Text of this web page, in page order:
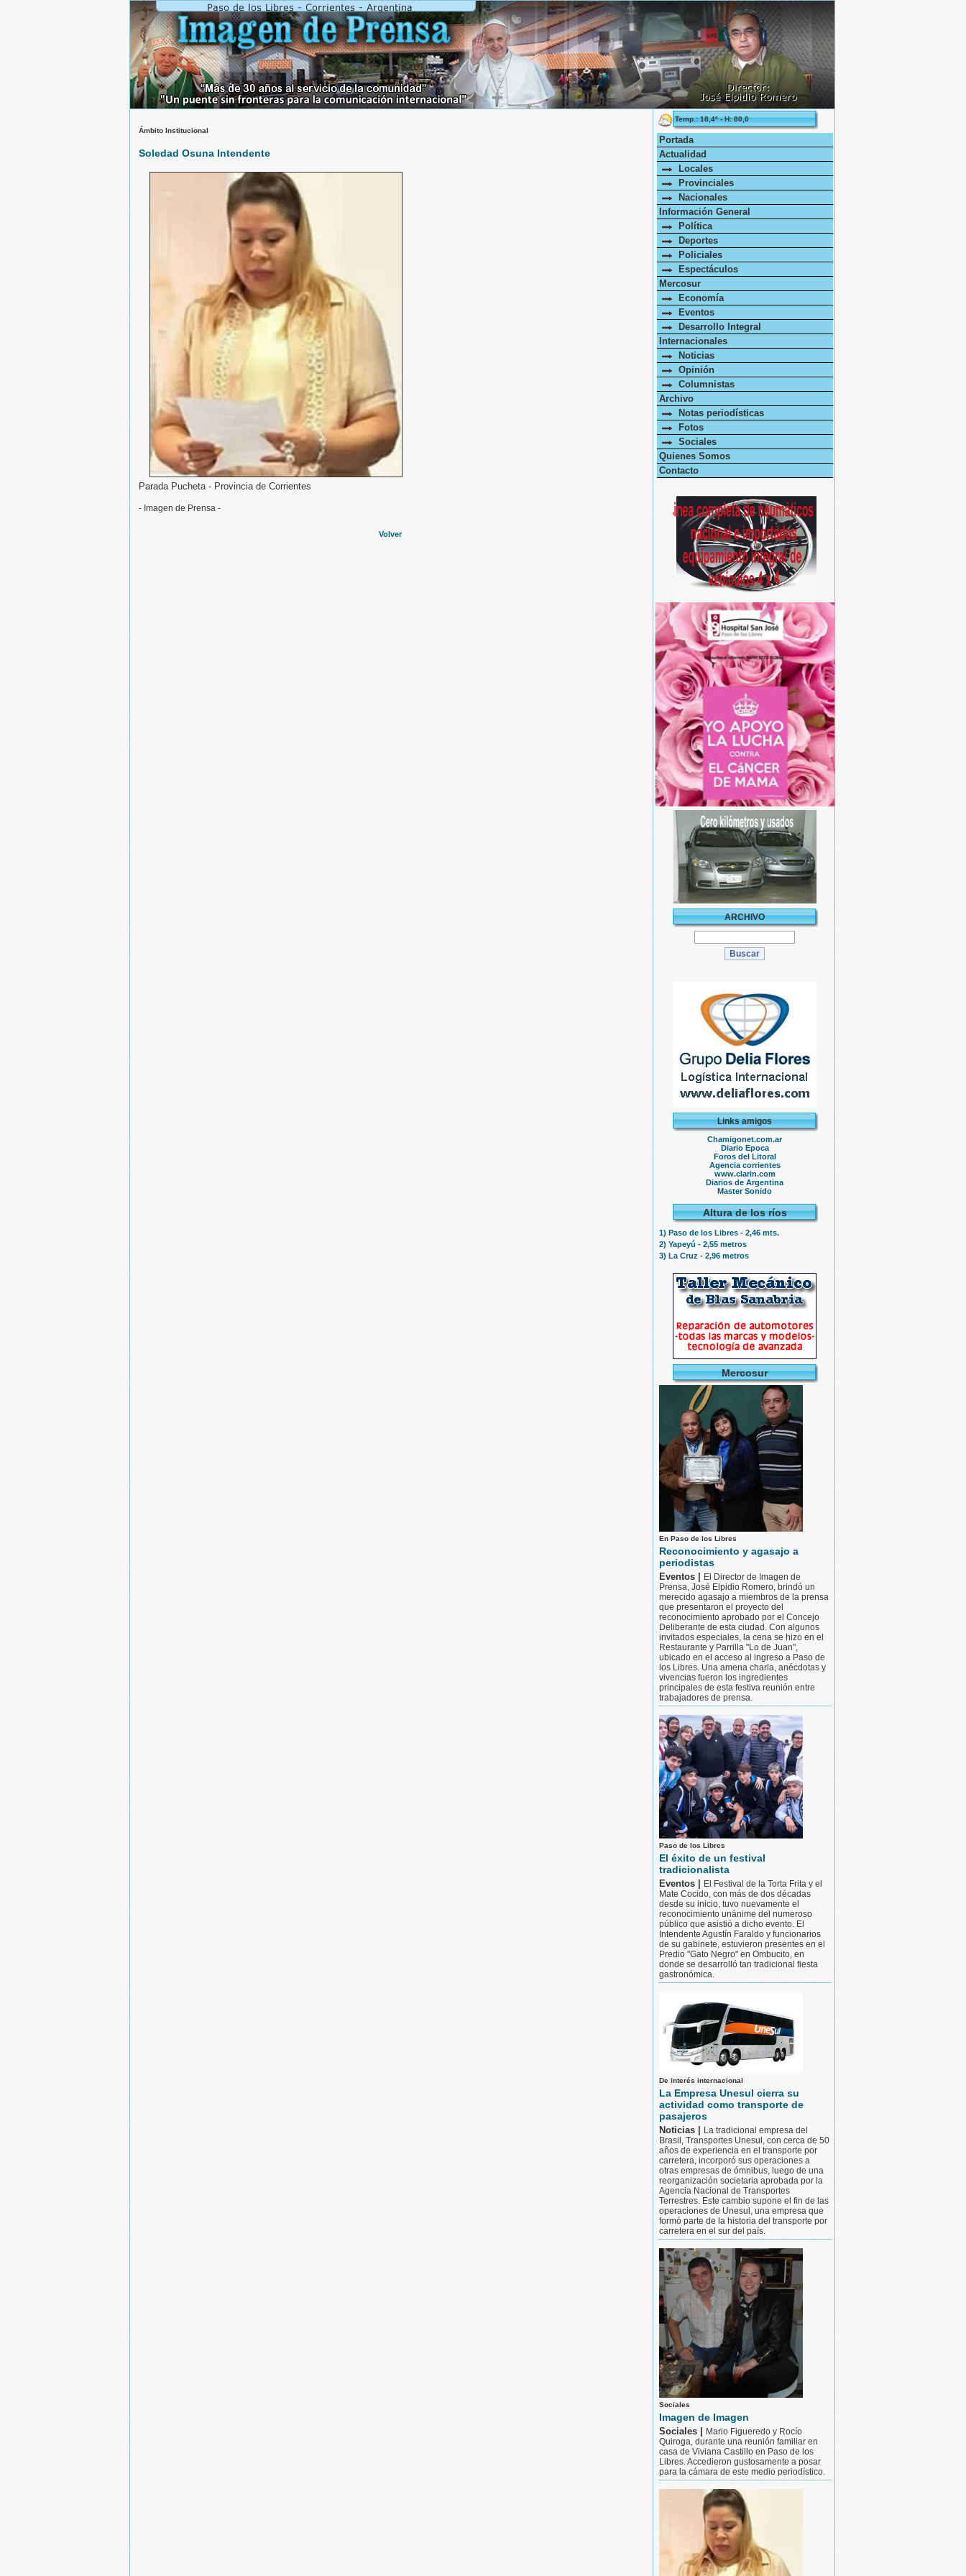
Ámbito Institucional
Soledad Osuna Intendente
Parada Pucheta - Provincia de Corrientes
- Imagen de Prensa -
Volver
Temp.: 18,4º - H: 80,0
Portada
Actualidad
Locales
Provinciales
Nacionales
Información General
Política
Deportes
Policiales
Espectáculos
Mercosur
Economía
Eventos
Desarrollo Integral
Internacionales
Noticias
Opinión
Columnistas
Archivo
Notas periodísticas
Fotos
Sociales
Quienes Somos
Contacto
ARCHIVO
Links amigos
Chamigonet.com.ar
Diario Epoca
Foros del Litoral
Agencia corrientes
www.clarin.com
Diarios de Argentina
Master Sonido
Altura de los ríos
1) Paso de los Libres - 2,46 mts.
2) Yapeyú - 2,55 metros
3) La Cruz - 2,96 metros
Mercosur
En Paso de los Libres
Reconocimiento y agasajo a
periodistas
Eventos |
El Director de Imagen de
Prensa, José Elpidio Romero, brindó un
merecido agasajo a miembros de la prensa
que presentaron el proyecto del
reconocimiento aprobado por el Concejo
Deliberante de esta ciudad. Con algunos
invitados especiales, la cena se hizo en el
Restaurante y Parrilla "Lo de Juan",
ubicado en el acceso al ingreso a Paso de
los Libres. Una amena charla, anécdotas y
vivencias fueron los ingredientes
principales de esta festiva reunión entre
trabajadores de prensa.
Paso de los Libres
El éxito de un festival
tradicionalista
Eventos |
El Festival de la Torta Frita y el
Mate Cocido, con más de dos décadas
desde su inicio, tuvo nuevamente el
reconocimiento unánime del numeroso
público que asistió a dicho evento. El
Intendente Agustín Faraldo y funcionarios
de su gabinete, estuvieron presentes en el
Predio "Gato Negro" en Ombucito, en
donde se desarrolló tan tradicional fiesta
gastronómica.
De interés internacional
La Empresa Unesul cierra su
actividad como transporte de
pasajeros
Noticias |
La tradicional empresa del
Brasil, Transportes Unesul, con cerca de 50
años de experiencia en el transporte por
carretera, incorporó sus operaciones a
otras empresas de ómnibus, luego de una
reorganización societaria aprobada por la
Agencia Nacional de Transportes
Terrestres. Este cambio supone el fin de las
operaciones de Unesul, una empresa que
formó parte de la historia del transporte por
carretera en el sur del país.
Sociales
Imagen de Imagen
Sociales |
Mario Figueredo y Rocío
Quiroga, durante una reunión familiar en
casa de Viviana Castillo en Paso de los
Libres. Accedieron gustosamente a posar
para la cámara de este medio periodístico.